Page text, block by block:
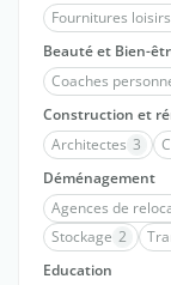
Fournitures
Beauté et Bien-
Coaches
Construction et
Architectes 3
Déménagement
Agences de
Stockage 2
Education